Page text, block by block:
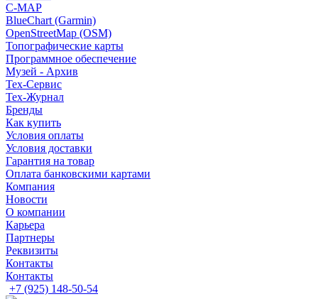
C-MAP
BlueChart (Garmin)
OpenStreetMap (OSM)
Топографические карты
Программное обеспечение
Музей - Архив
Tex-Сервис
Тех-Журнал
Бренды
Как купить
Условия оплаты
Условия доставки
Гарантия на товар
Оплата банковскими картами
Компания
Новости
О компании
Карьера
Партнеры
Реквизиты
Контакты
Контакты
+7 (925) 148-50-54